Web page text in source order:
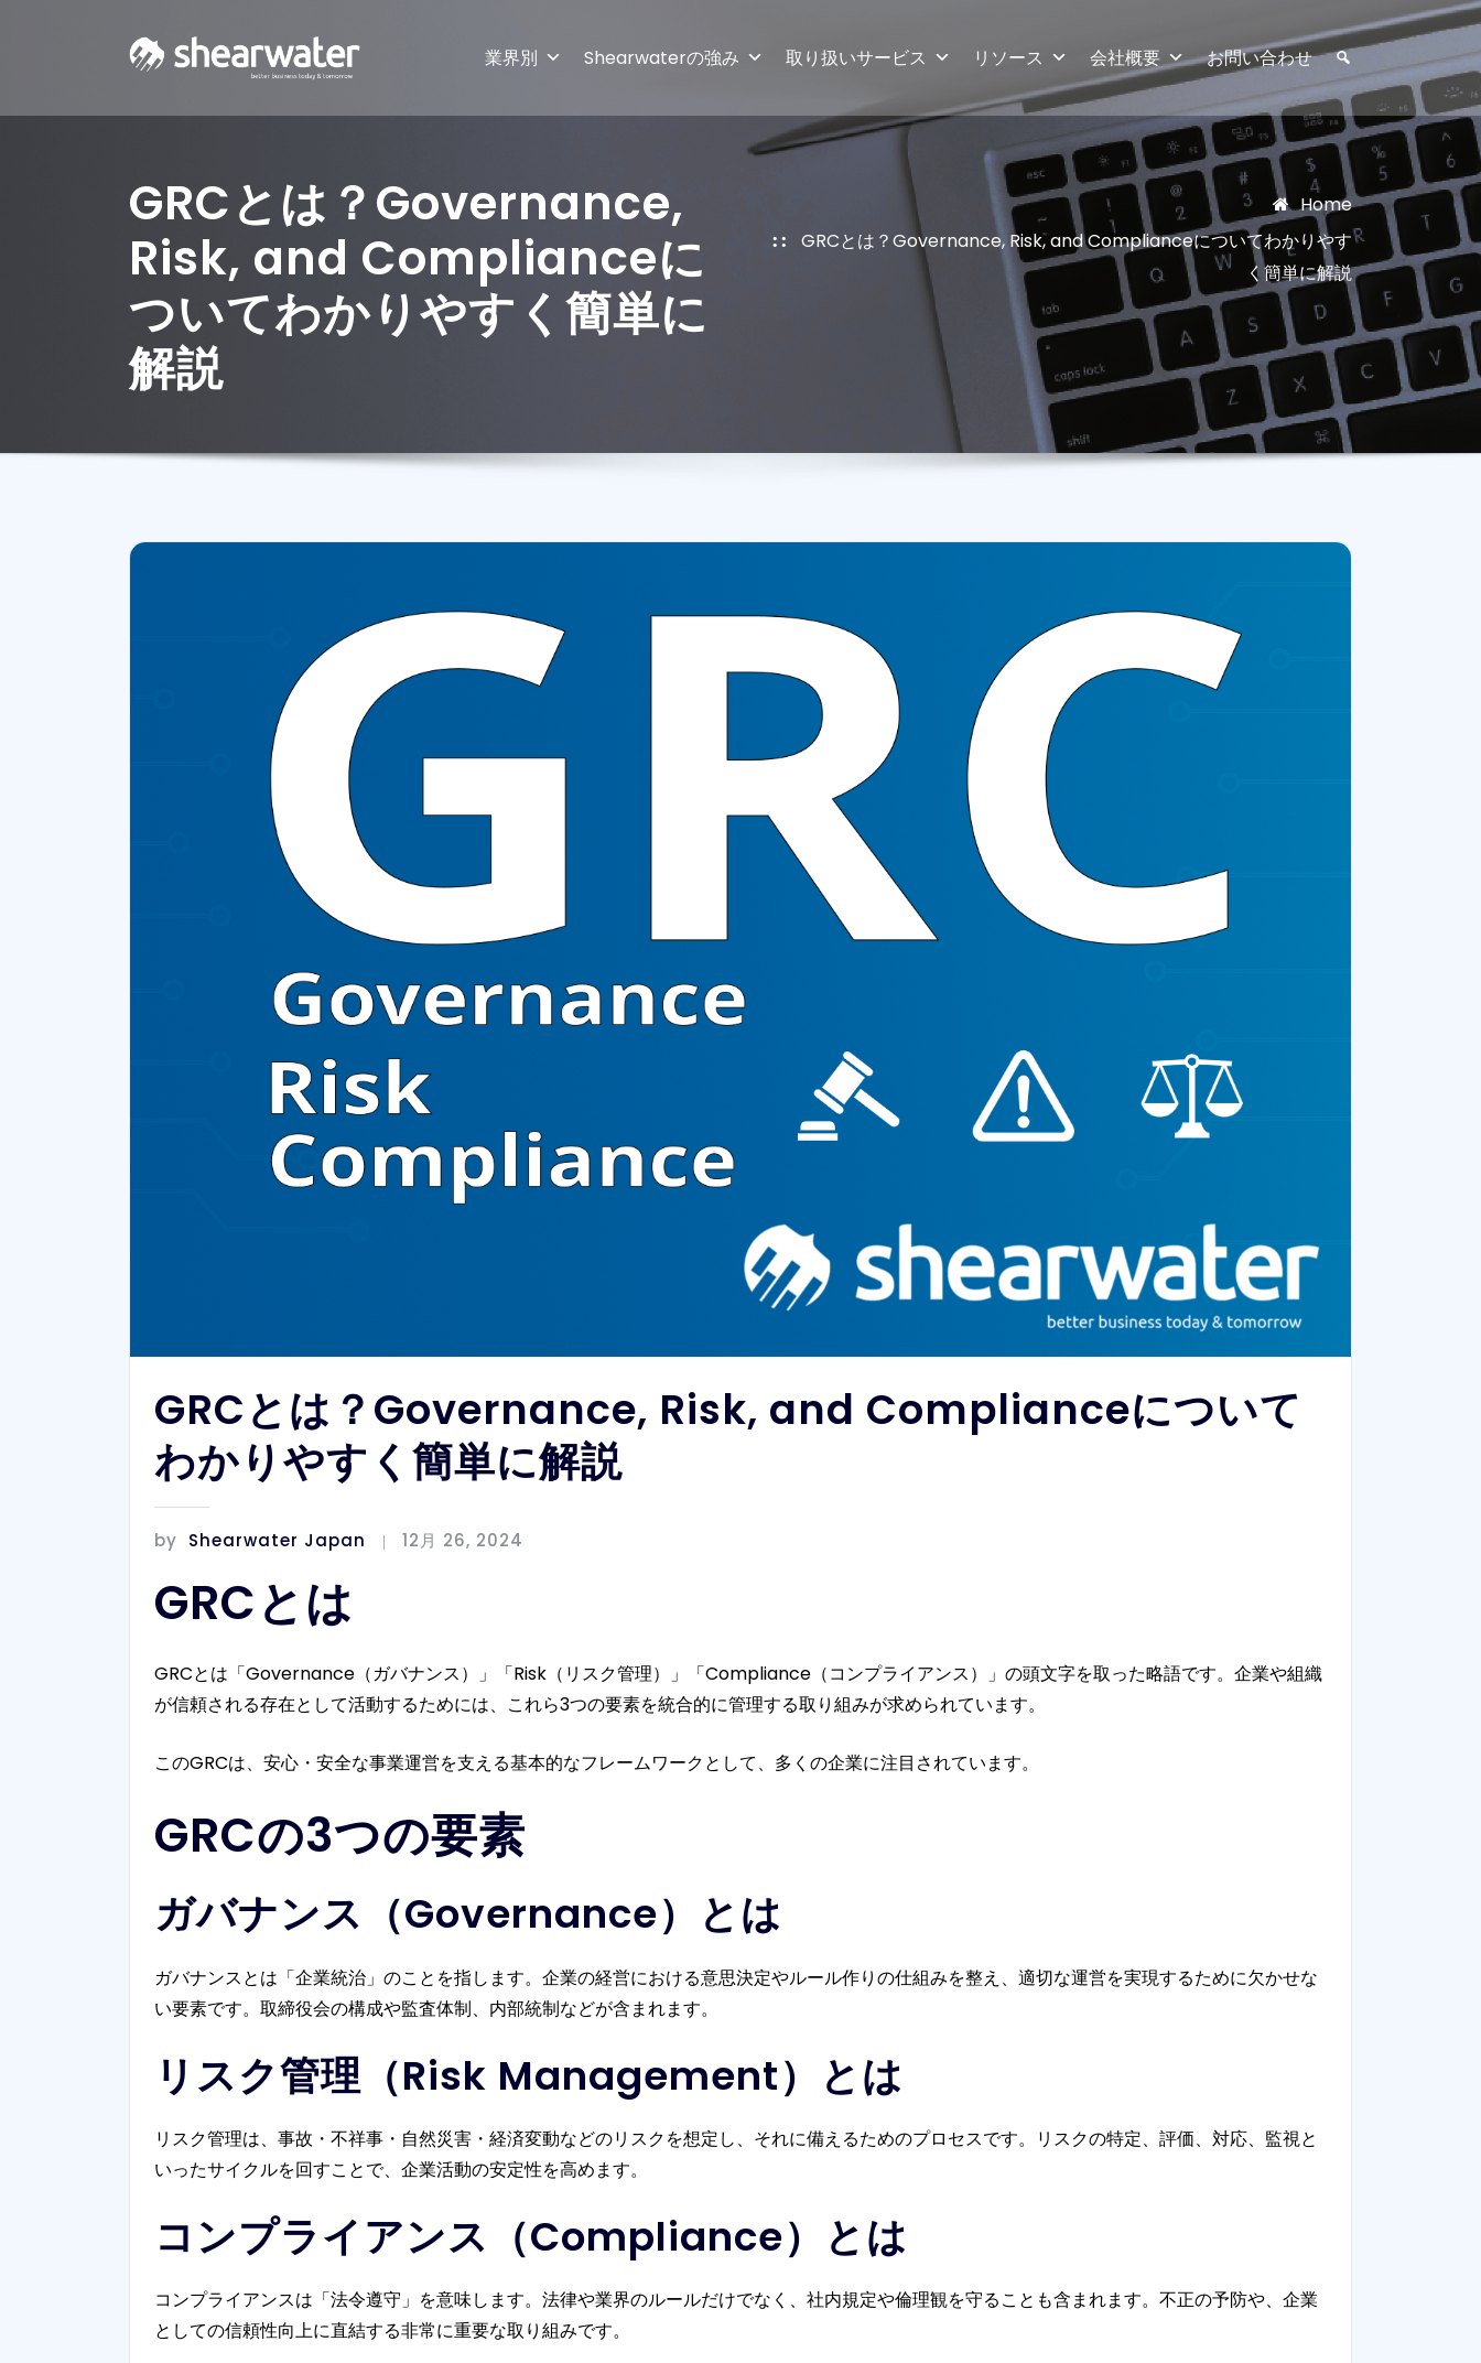
業界別 Shearwaterの強み 取り扱いサービス リソース 会社概要 お問い合わせ
GRCとは？Governance,
Risk, and Complianceに
ついてわかりやすく簡単に
解説
Home
GRCとは？Governance, Risk, and Complianceについてわかりやす
く簡単に解説
GRCとは？Governance, Risk, and Complianceについて
わかりやすく簡単に解説
by Shearwater Japan 12月 26, 2024
GRCとは
GRCとは「Governance（ガバナンス）」「Risk（リスク管理）」「Compliance（コンプライアンス）」の頭文字を取った略語です。企業や組織
が信頼される存在として活動するためには、これら3つの要素を統合的に管理する取り組みが求められています。
このGRCは、安心・安全な事業運営を支える基本的なフレームワークとして、多くの企業に注目されています。
GRCの3つの要素
ガバナンス（Governance）とは
ガバナンスとは「企業統治」のことを指します。企業の経営における意思決定やルール作りの仕組みを整え、適切な運営を実現するために欠かせな
い要素です。取締役会の構成や監査体制、内部統制などが含まれます。
リスク管理（Risk Management）とは
リスク管理は、事故・不祥事・自然災害・経済変動などのリスクを想定し、それに備えるためのプロセスです。リスクの特定、評価、対応、監視と
いったサイクルを回すことで、企業活動の安定性を高めます。
コンプライアンス（Compliance）とは
コンプライアンスは「法令遵守」を意味します。法律や業界のルールだけでなく、社内規定や倫理観を守ることも含まれます。不正の予防や、企業
としての信頼性向上に直結する非常に重要な取り組みです。